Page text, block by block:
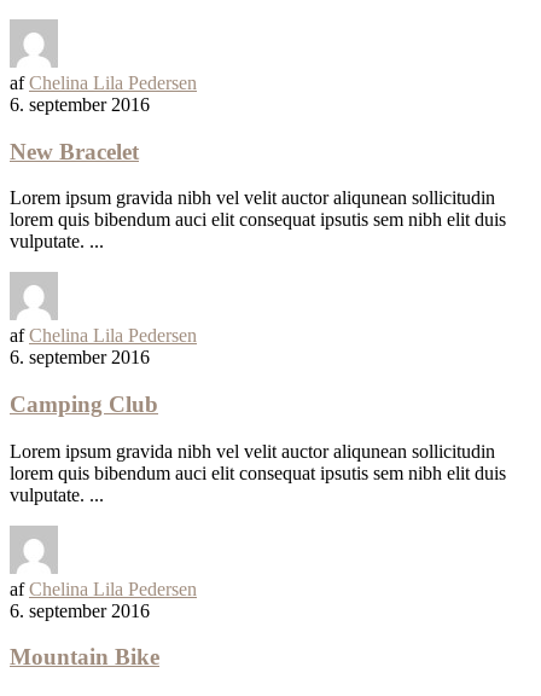
afChelina Lila Pedersen
6. september 2016
New Bracelet
Lorem ipsum gravida nibh vel velit auctor aliqunean sollicitudin
lorem quis bibendum auci elit consequat ipsutis sem nibh elit duis
vulputate. ...
afChelina Lila Pedersen
6. september 2016
Camping Club
Lorem ipsum gravida nibh vel velit auctor aliqunean sollicitudin
lorem quis bibendum auci elit consequat ipsutis sem nibh elit duis
vulputate. ...
afChelina Lila Pedersen
6. september 2016
Mountain Bike